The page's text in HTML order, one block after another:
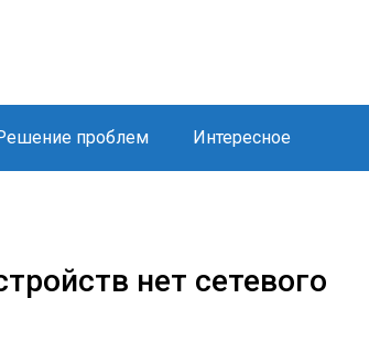
проблем Интересное
нет сетевого